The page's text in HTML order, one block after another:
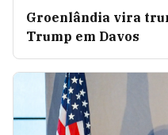
Groenlândia vira
Trump em Davos